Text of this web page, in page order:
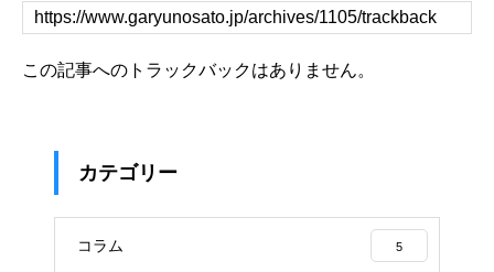
この記事へのトラックバックはありません。
カテゴリー
コラム 5